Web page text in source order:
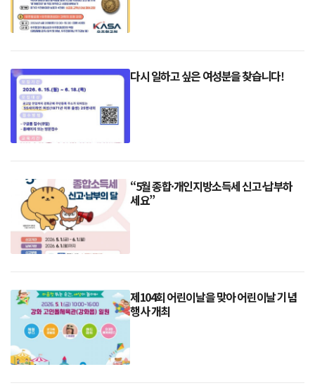
다시 일하고 싶은 여성분을 찾습니다!
“5월 종합·개인지방소득세 신고·납부하
세요”
제104회 어린이날을 맞아 어린이날 기념
행사 개최